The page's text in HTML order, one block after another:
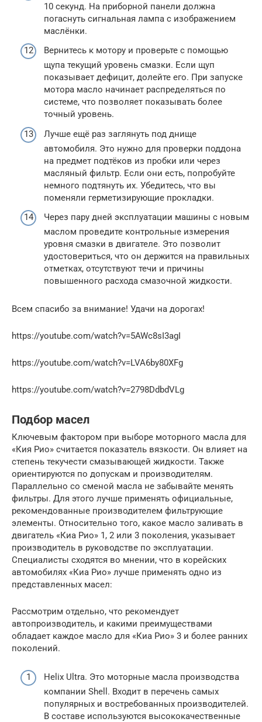
10 секунд. На приборной панели должна
погаснуть сигнальная лампа с изображением
маслёнки.
Вернитесь к мотору и проверьте с помощью
щупа текущий уровень смазки. Если щуп
показывает дефицит, долейте его. При запуске
мотора масло начинает распределяться по
системе, что позволяет показывать более
точный уровень.
Лучше ещё раз заглянуть под днище
автомобиля. Это нужно для проверки поддона
на предмет подтёков из пробки или через
масляный фильтр. Если они есть, попробуйте
немного подтянуть их. Убедитесь, что вы
поменяли герметизирующие прокладки.
Через пару дней эксплуатации машины с новым
маслом проведите контрольные измерения
уровня смазки в двигателе. Это позволит
удостовериться, что он держится на правильных
отметках, отсутствуют течи и причины
повышенного расхода смазочной жидкости.
Всем спасибо за внимание! Удачи на дорогах!
https://youtube.com/watch?v=5AWc8sI3agI
https://youtube.com/watch?v=LVA6by80XFg
https://youtube.com/watch?v=2798DdbdVLg
Подбор масел
Ключевым фактором при выборе моторного масла для
«Кия Рио» считается показатель вязкости. Он влияет на
степень текучести смазывающей жидкости. Также
ориентируются по допускам и производителям.
Параллельно со сменой масла не забывайте менять
фильтры. Для этого лучше применять официальные,
рекомендованные производителем фильтрующие
элементы. Относительно того, какое масло заливать в
двигатель «Киа Рио» 1, 2 или 3 поколения, указывает
производитель в руководстве по эксплуатации.
Специалисты сходятся во мнении, что в корейских
автомобилях «Киа Рио» лучше применять одно из
представленных масел:
Рассмотрим отдельно, что рекомендует
автопроизводитель, и какими преимуществами
обладает каждое масло для «Киа Рио» 3 и более ранних
поколений.
Helix Ultra. Это моторные масла производства
компании Shell. Входит в перечень самых
популярных и востребованных производителей.
В составе используются высококачественные